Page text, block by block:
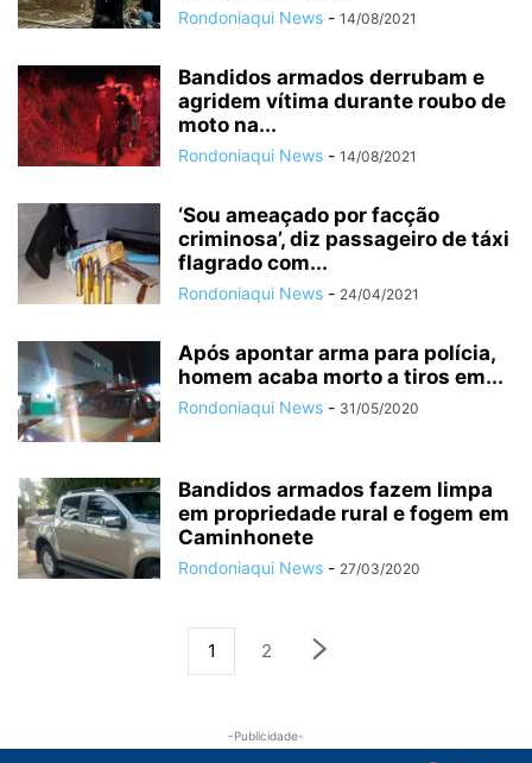
Rondoniaqui News - 14/08/2021
Bandidos armados derrubam e
agridem vítima durante roubo de
moto na...
Rondoniaqui News - 14/08/2021
‘Sou ameaçado por facção
criminosa’, diz passageiro de táxi
flagrado com...
Rondoniaqui News - 24/04/2021
Após apontar arma para polícia,
homem acaba morto a tiros em...
Rondoniaqui News - 31/05/2020
Bandidos armados fazem limpa
em propriedade rural e fogem em
Caminhonete
Rondoniaqui News - 27/03/2020
1 2
-Publicidade-